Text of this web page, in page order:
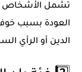
تشمل الأشخاص
العودة بسبب
الدين أو الرأي